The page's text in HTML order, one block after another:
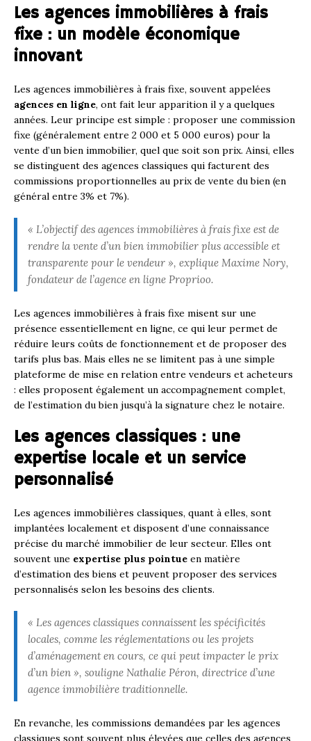
Les agences immobilières à frais
fixe : un modèle économique
innovant
Les agences immobilières à frais fixe, souvent appelées
agences en ligne, ont fait leur apparition il y a quelques
années. Leur principe est simple : proposer une commission
fixe (généralement entre 2 000 et 5 000 euros) pour la
vente d’un bien immobilier, quel que soit son prix. Ainsi, elles
se distinguent des agences classiques qui facturent des
commissions proportionnelles au prix de vente du bien (en
général entre 3% et 7%).
« L’objectif des agences immobilières à frais fixe est de
rendre la vente d’un bien immobilier plus accessible et
transparente pour le vendeur », explique Maxime Nory,
fondateur de l’agence en ligne Proprioo.
Les agences immobilières à frais fixe misent sur une
présence essentiellement en ligne, ce qui leur permet de
réduire leurs coûts de fonctionnement et de proposer des
tarifs plus bas. Mais elles ne se limitent pas à une simple
plateforme de mise en relation entre vendeurs et acheteurs
: elles proposent également un accompagnement complet,
de l’estimation du bien jusqu’à la signature chez le notaire.
Les agences classiques : une
expertise locale et un service
personnalisé
Les agences immobilières classiques, quant à elles, sont
implantées localement et disposent d’une connaissance
précise du marché immobilier de leur secteur. Elles ont
souvent une expertise plus pointue en matière
d’estimation des biens et peuvent proposer des services
personnalisés selon les besoins des clients.
« Les agences classiques connaissent les spécificités
locales, comme les réglementations ou les projets
d’aménagement en cours, ce qui peut impacter le prix
d’un bien », souligne Nathalie Péron, directrice d’une
agence immobilière traditionnelle.
En revanche, les commissions demandées par les agences